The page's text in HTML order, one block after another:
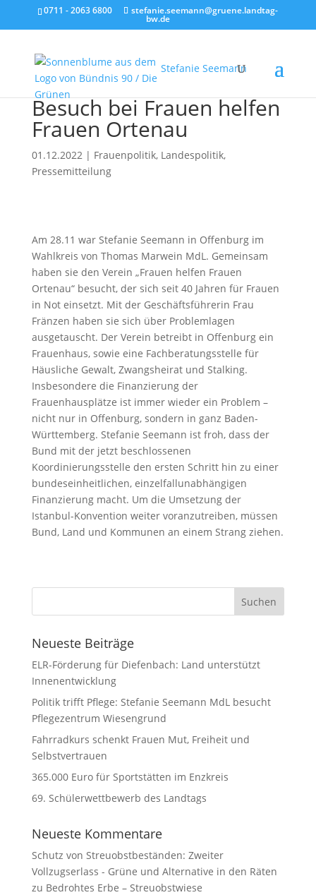
0711 - 2063 6800 stefanie.seemann@gruene.landtag-
bw.de
Stefanie Seemann
Besuch bei Frauen helfen
Frauen Ortenau
01.12.2022| Frauenpolitik, Landespolitik,
Pressemitteilung
Am 28.11 war Stefanie Seemann in Offenburg im
Wahlkreis von Thomas Marwein MdL. Gemeinsam
haben sie den Verein „Frauen helfen Frauen
Ortenau“ besucht, der sich seit 40 Jahren für Frauen
in Not einsetzt. Mit der Geschäftsführerin Frau
Fränzen haben sie sich über Problemlagen
ausgetauscht. Der Verein betreibt in Offenburg ein
Frauenhaus, sowie eine Fachberatungsstelle für
Häusliche Gewalt, Zwangsheirat und Stalking.
Insbesondere die Finanzierung der
Frauenhausplätze ist immer wieder ein Problem –
nicht nur in Offenburg, sondern in ganz Baden-
Württemberg. Stefanie Seemann ist froh, dass der
Bund mit der jetzt beschlossenen
Koordinierungsstelle den ersten Schritt hin zu einer
bundeseinheitlichen, einzelfallunabhängigen
Finanzierung macht. Um die Umsetzung der
Istanbul-Konvention weiter voranzutreiben, müssen
Bund, Land und Kommunen an einem Strang ziehen.
Neueste Beiträge
ELR-Förderung für Diefenbach: Land unterstützt
Innenentwicklung
Politik trifft Pflege: Stefanie Seemann MdL besucht
Pflegezentrum Wiesengrund
Fahrradkurs schenkt Frauen Mut, Freiheit und
Selbstvertrauen
365.000 Euro für Sportstätten im Enzkreis
69. Schülerwettbewerb des Landtags
Neueste Kommentare
Schutz von Streuobstbeständen: Zweiter
Vollzugserlass - Grüne und Alternative in den Räten
zu Bedrohtes Erbe – Streuobstwiese